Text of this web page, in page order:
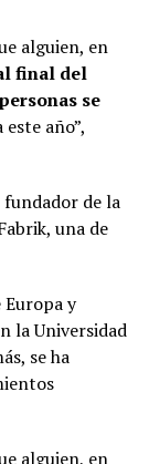
alguien, en
final del
se
año”,
de la
una de
Europa y
la Universidad
se ha
alguien, en